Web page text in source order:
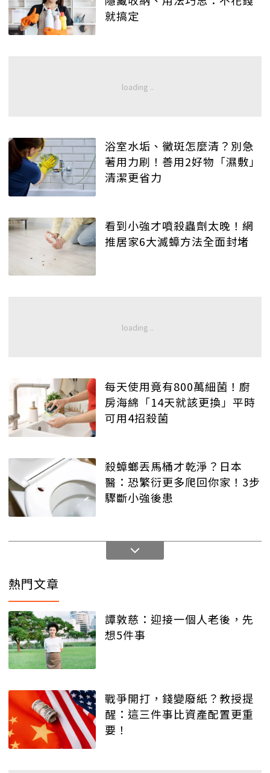
就搞定
浴室水垢、黴斑怎麼清？別急
著用力刷！善用2好物「濕敷」
清潔更省力
看到小強才噴殺蟲劑太晚！網
推居家6大滅蟑方法全面封堵
每天使用竟有800萬細菌！廚
房海綿「14天就該更換」平時
可用4招殺菌
殺蟑螂丟馬桶才乾淨？日本
醫：恐繁衍更多爬回你家！3步
驟斷小強後患
熱門文章
譚敦慈：迎接一個人老後，先
想5件事
戰爭開打，錢變廢紙？教授提
醒：這三件事比資產配置更重
要！